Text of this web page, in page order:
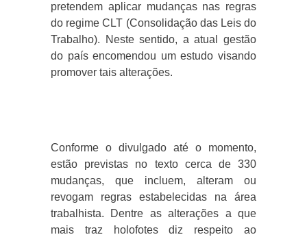
pretendem aplicar mudanças nas regras
do regime CLT (Consolidação das Leis do
Trabalho). Neste sentido, a atual gestão
do país encomendou um estudo visando
promover tais alterações.
Conforme o divulgado até o momento,
estão previstas no texto cerca de 330
mudanças, que incluem, alteram ou
revogam regras estabelecidas na área
trabalhista. Dentre as alterações a que
mais traz holofotes diz respeito ao